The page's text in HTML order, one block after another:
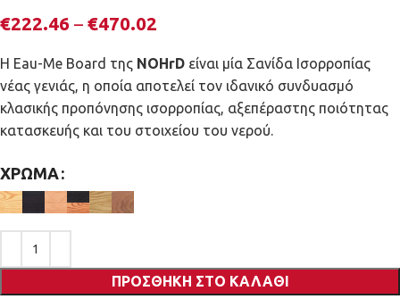
€222.46 – €470.02
Η Eau-Me Board της NOHrD είναι μία Σανίδα Ισορροπίας
νέας γενιάς, η οποία αποτελεί τον ιδανικό συνδυασμό
κλασικής προπόνησης ισορροπίας, αξεπέραστης ποιότητας
κατασκευής και του στοιχείου του νερού.
ΧΡΏΜΑ
ΠΡΟΣΘΉΚΗ ΣΤΟ ΚΑΛΆΘΙ